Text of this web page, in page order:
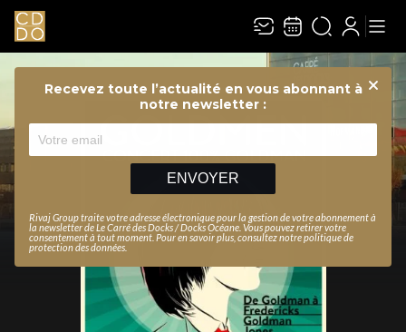
Recevez toute l’actualité en vous abonnant à
notre newsletter :
ENVOYER
Rivaj Group traite votre adresse électronique pour la gestion de votre abonnement à
la newsletter deLe Carré des Docks / Docks Océane . Vous pouvez retirer votre
consentement à tout moment. Pour en savoir plus, consultez notrepolitique de
protection des données